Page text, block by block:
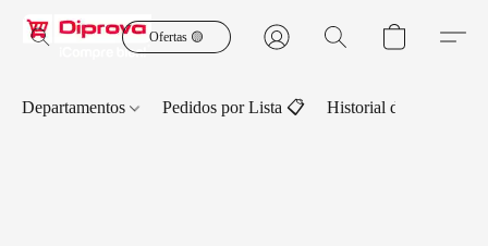
Ofertas 🟡
Departamentos Pedidos por Lista 📋 Historial de Pedidos